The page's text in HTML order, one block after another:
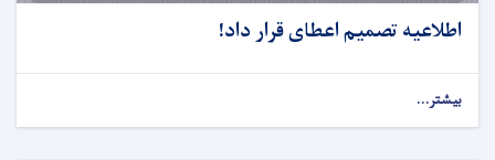
اطلاعیه تصمیم اعطای قرار داد!
بیشتر...